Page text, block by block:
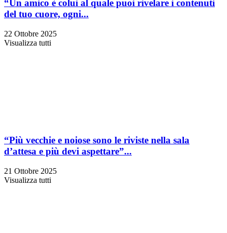
“Un amico è colui al quale puoi rivelare i contenuti
del tuo cuore, ogni...
22 Ottobre 2025
Visualizza tutti
“Più vecchie e noiose sono le riviste nella sala
d’attesa e più devi aspettare”...
21 Ottobre 2025
Visualizza tutti